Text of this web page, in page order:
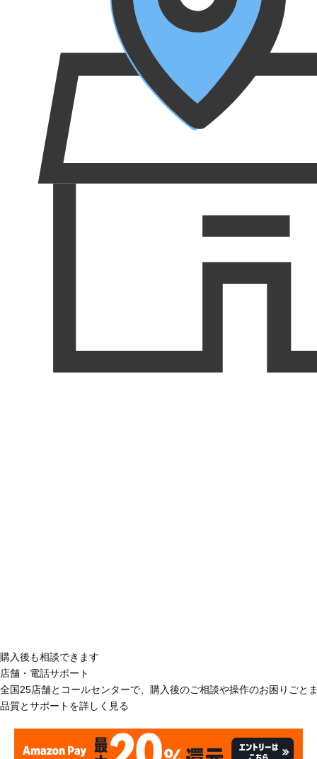
購入後も相談できます
店舗・電話サポート
全国25店舗とコールセンターで、購入後のご相談や操作のお困りごと
品質とサポートを詳しく見る